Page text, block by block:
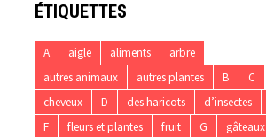
ÉTIQUETTES
A aigle aliments
arbre
autres animaux
autres plantes B
C
cheveux
D des haricots d’insectes
F
fleurs et plantes fruit G
gâteaux